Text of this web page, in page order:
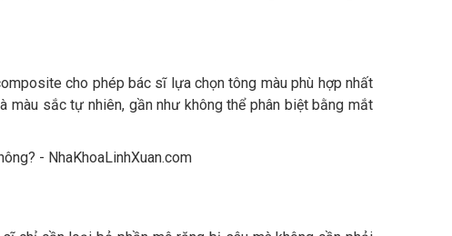
cho phép bác sĩ lựa chọn tông màu phù hợp nhất
sắc tự nhiên, gần như không thể phân biệt bằng mắt